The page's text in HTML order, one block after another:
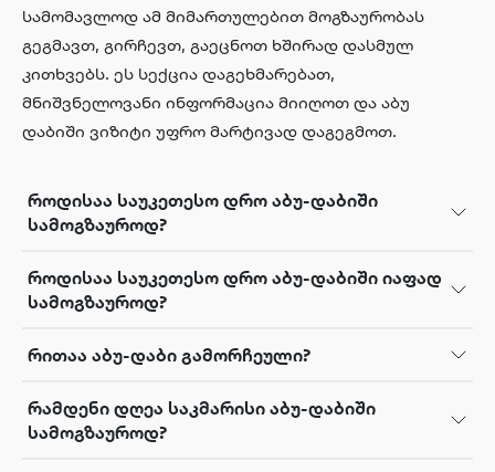
სამომავლოდ ამ მიმართულებით მოგზაურობას
გეგმავთ, გირჩევთ, გაეცნოთ ხშირად დასმულ
კითხვებს. ეს სექცია დაგეხმარებათ,
მნიშვნელოვანი ინფორმაცია მიიღოთ და აბუ
დაბიში ვიზიტი უფრო მარტივად დაგეგმოთ.
როდისაა საუკეთესო დრო აბუ-დაბიში
სამოგზაუროდ?
როდისაა საუკეთესო დრო აბუ-დაბიში იაფად
სამოგზაუროდ?
რითაა აბუ-დაბი გამორჩეული?
რამდენი დღეა საკმარისი აბუ-დაბიში
სამოგზაუროდ?